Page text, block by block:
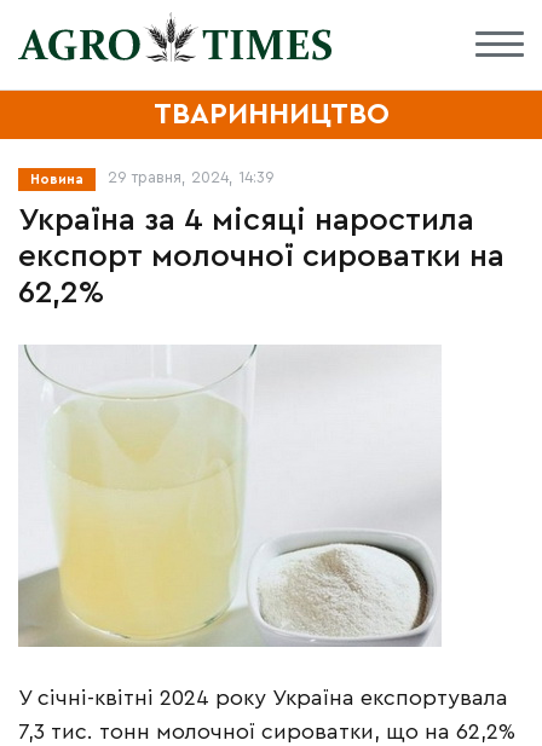
ТВАРИННИЦТВО
Новина 29 травня, 2024, 14:39
Україна за 4 місяці наростила
експорт молочної сироватки на
62,2%
У січні-квітні 2024 року Україна експортувала
7,3 тис. тонн молочної сироватки, що на 62,2%